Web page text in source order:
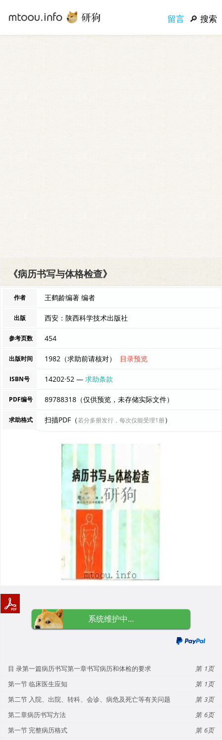
留言 搜索
《病历书写与体格检查》
作者 王鹤龄编著 编者
出版 西安：陕西科学技术出版社
参考页数 454
出版时间 1982（求助前请核对） 目录预览
ISBN号 14202·52 —求助条款
PDF编号 89788318（仅供预览，未存储实际文件）
求助格式 扫描PDF（若分多册发行，每次仅能受理1册）
系统维护中...
目 录第一篇病历书写第一章书写病历和体检的要求
1
第一节 临床医生应知
1
第二节 入院、出院、转科、会诊、病危及死亡等有关问题
3
第二章病历书写方法
6
第一节 完整病历格式
6